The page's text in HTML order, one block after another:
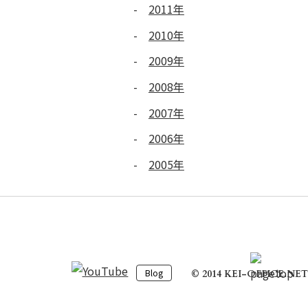
2011年
2010年
2009年
2008年
2007年
2006年
2005年
Blog © 2014 KEI-OFFICE.NET